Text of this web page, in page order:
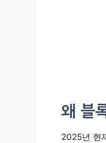
왜 블
2025년 현